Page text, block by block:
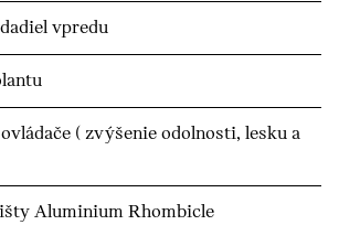
vpredu
( zvýšenie odolnosti, lesku a
Aluminium Rhombicle